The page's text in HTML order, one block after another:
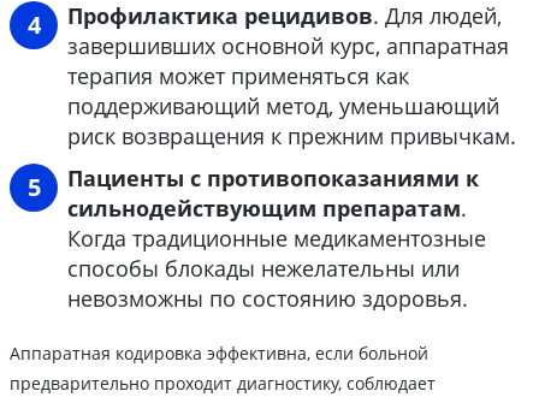
Профилактика рецидивов. Для людей,
завершивших основной курс, аппаратная
терапия может применяться как
поддерживающий метод, уменьшающий
риск возвращения к прежним привычкам.
Пациенты с противопоказаниями к
сильнодействующим препаратам.
Когда традиционные медикаментозные
способы блокады нежелательны или
невозможны по состоянию здоровья.
Аппаратная кодировка эффективна, если больной
предварительно проходит диагностику, соблюдает